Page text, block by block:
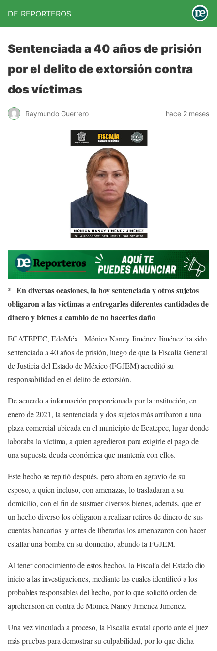
DE REPORTEROS
Sentenciada a 40 años de prisión
por el delito de extorsión contra
dos víctimas
Raymundo Guerrero hace 2 meses
* En diversas ocasiones, la hoy sentenciada y otros sujetos
obligaron a las víctimas a entregarles diferentes cantidades de
dinero y bienes a cambio de no hacerles daño
ECATEPEC, EdoMéx.- Mónica Nancy Jiménez Jiménez ha sido
sentenciada a 40 años de prisión, luego de que la Fiscalía General
de Justicia del Estado de México (FGJEM) acreditó su
responsabilidad en el delito de extorsión.
De acuerdo a información proporcionada por la institución, en
enero de 2021, la sentenciada y dos sujetos más arribaron a una
plaza comercial ubicada en el municipio de Ecatepec, lugar donde
laboraba la víctima, a quien agredieron para exigirle el pago de
una supuesta deuda económica que mantenía con ellos.
Este hecho se repitió después, pero ahora en agravio de su
esposo, a quien incluso, con amenazas, lo trasladaran a su
domicilio, con el fin de sustraer diversos bienes, además, que en
un hecho diverso los obligaron a realizar retiros de dinero de sus
cuentas bancarias, y antes de liberarlas los amenazaron con hacer
estallar una bomba en su domicilio, abundó la FGJEM.
Al tener conocimiento de estos hechos, la Fiscalía del Estado dio
inicio a las investigaciones, mediante las cuales identificó a los
probables responsables del hecho, por lo que solicitó orden de
aprehensión en contra de Mónica Nancy Jiménez Jiménez.
Una vez vinculada a proceso, la Fiscalía estatal aportó ante el juez
más pruebas para demostrar su culpabilidad, por lo que dicha